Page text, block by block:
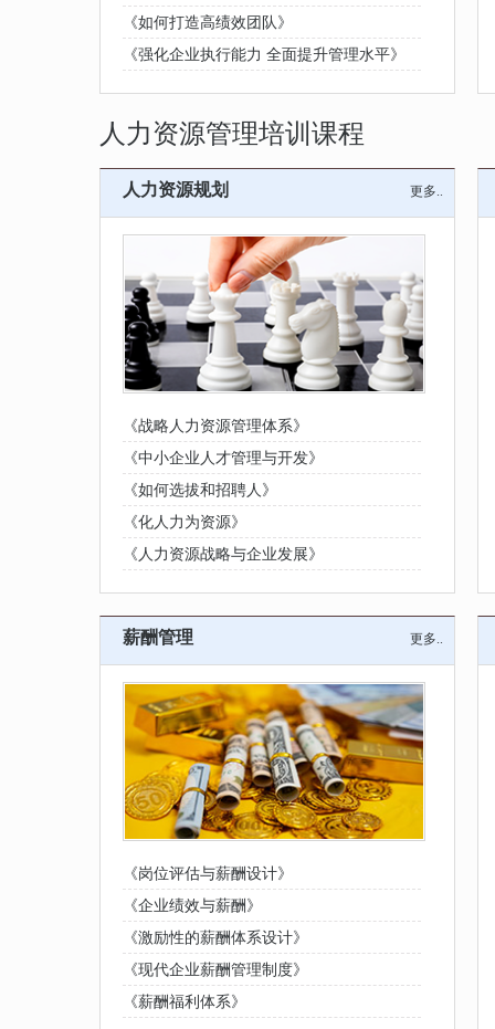
《如何打造高绩效团队》
《强化企业执行能力 全面提升管理水平》
人力资源管理培训课程
人力资源规划 更多..
《战略人力资源管理体系》
《中小企业人才管理与开发》
《如何选拔和招聘人》
《化人力为资源》
《人力资源战略与企业发展》
薪酬管理 更多..
《岗位评估与薪酬设计》
《企业绩效与薪酬》
《激励性的薪酬体系设计》
《现代企业薪酬管理制度》
《薪酬福利体系》